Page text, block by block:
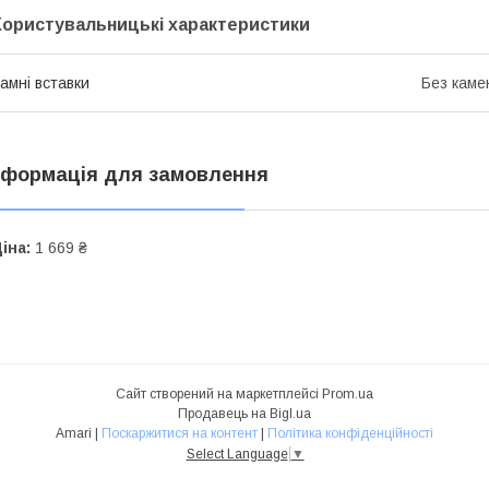
характеристики
вставки Без
для замовлення
1 669 ₴
Сайт створений на маркетплейсі Prom.ua
Продавець на Bigl.ua
Поскаржитися на контент
Політика конфіденційності
Select Language ▼